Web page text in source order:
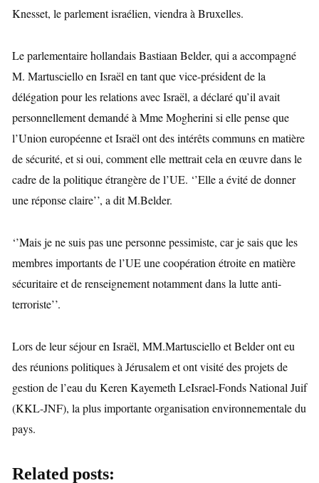
Knesset, le parlement israélien, viendra à Bruxelles.
Le parlementaire hollandais Bastiaan Belder, qui a accompagné
M. Martusciello en Israël en tant que vice-président de la
délégation pour les relations avec Israël, a déclaré qu’il avait
personnellement demandé à Mme Mogherini si elle pense que
l’Union européenne et Israël ont des intérêts communs en matière
de sécurité, et si oui, comment elle mettrait cela en œuvre dans le
cadre de la politique étrangère de l’UE. ‘’Elle a évité de donner
une réponse claire’’, a dit M.Belder.
‘’Mais je ne suis pas une personne pessimiste, car je sais que les
membres importants de l’UE une coopération étroite en matière
sécuritaire et de renseignement notamment dans la lutte anti-
terroriste’’.
Lors de leur séjour en Israël, MM.Martusciello et Belder ont eu
des réunions politiques à Jérusalem et ont visité des projets de
gestion de l’eau du Keren Kayemeth LeIsrael-Fonds National Juif
(KKL-JNF), la plus importante organisation environnementale du
pays.
Related posts: